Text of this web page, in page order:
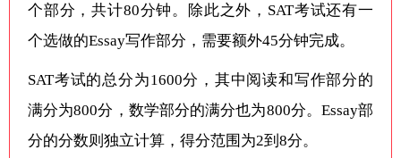
个部分，共计80分钟。除此之外，SAT考试还有一
个选做的Essay写作部分，需要额外45分钟完成。
SAT考试的总分为1600分，其中阅读和写作部分的
满分为800分，数学部分的满分也为800分。Essay部
分的分数则独立计算，得分范围为2到8分。